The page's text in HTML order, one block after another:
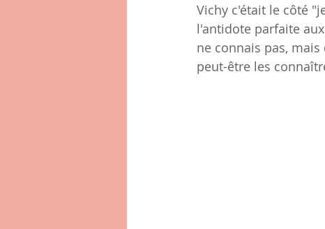
Vichy c'était le côté
l'antidote parfaite
ne connais pas,
peut-être les